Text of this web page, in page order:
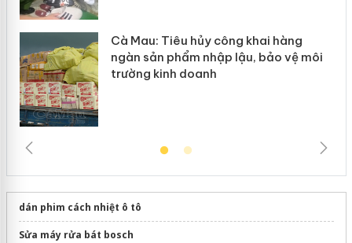
Cà Mau: Tiêu hủy công khai hàng
ngàn sản phẩm nhập lậu, bảo vệ môi
trường kinh doanh
dán phim cách nhiệt ô tô
Sửa máy rửa bát bosch